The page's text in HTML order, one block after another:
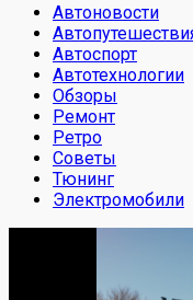
Автоновости
Автоспорт
Автотехнологии
Обзоры
Ремонт
Ретро
Советы
Тюнинг
Электромобили